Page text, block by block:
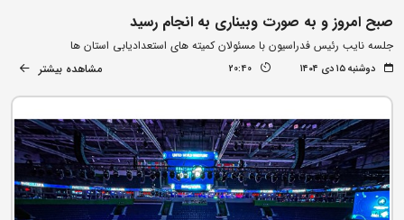
صبح امروز و به صورت وبیناری به انجام رسید
جلسه نایب رئیس فدراسیون با مسئولان کمیته های استعدادیابی استان ها
دوشنبه ۱۵ دی ۱۴۰۴ 20:40 مشاهده بیشتر